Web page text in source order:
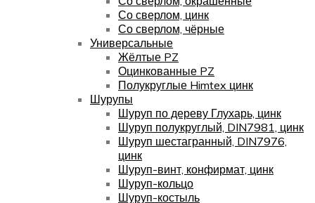
Со сверлом, цинк
Со сверлом, чёрные
Универсальные
Жёлтые PZ
Оцинкованные PZ
Полукруглые Himtex цинк
Шурупы
Шуруп по дереву Глухарь, цинк
Шуруп полукруглый, DIN7981, цинк
Шуруп шестагранный, DIN7976,
цинк
Шуруп-винт, конфирмат, цинк
Шуруп-кольцо
Шуруп-костыль